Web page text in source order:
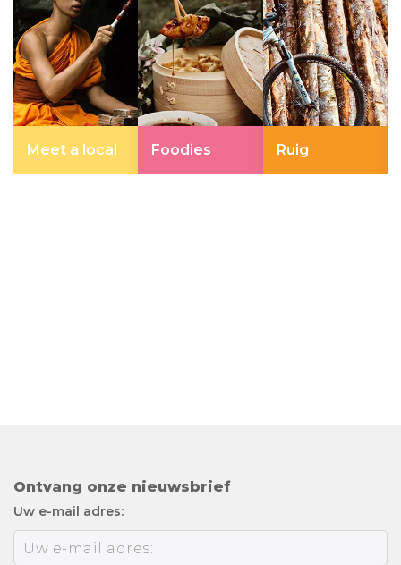
Meet a local Foodies Ruig
Ontvang onze nieuwsbrief
Uw e-mail adres: